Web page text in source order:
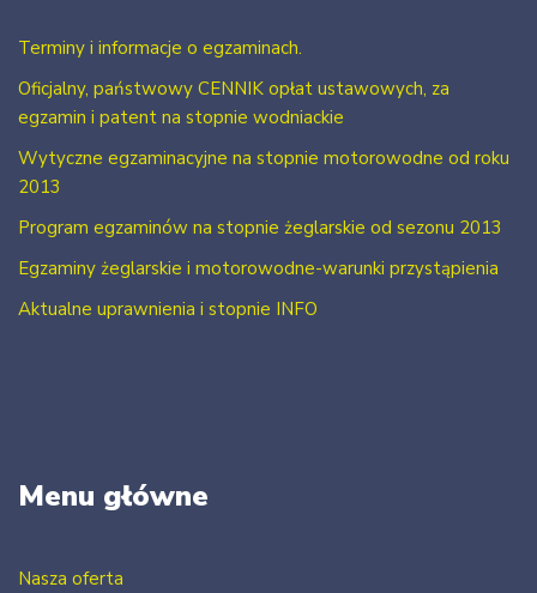
Terminy i informacje o egzaminach.
Oficjalny, państwowy CENNIK opłat ustawowych, za
egzamin i patent na stopnie wodniackie
Wytyczne egzaminacyjne na stopnie motorowodne od roku
2013
Program egzaminów na stopnie żeglarskie od sezonu 2013
Egzaminy żeglarskie i motorowodne-warunki przystąpienia
Aktualne uprawnienia i stopnie INFO
Menu główne
Nasza oferta